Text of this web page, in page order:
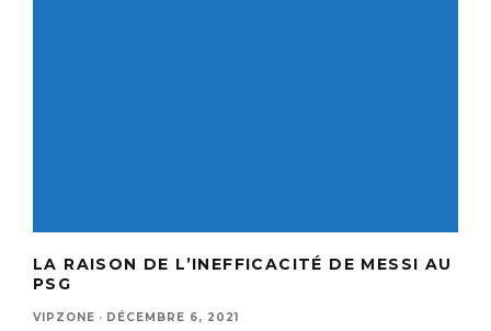
LA RAISON DE L’INEFFICACITÉ DE MESSI AU
PSG
VIPZONE · DÉCEMBRE 6, 2021